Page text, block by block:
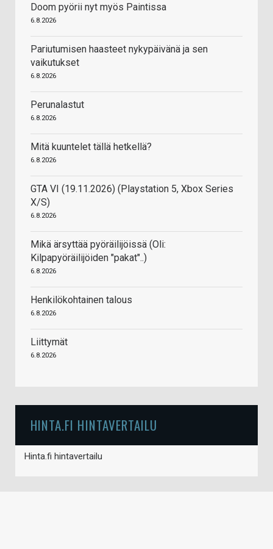
Doom pyörii nyt myös Paintissa
6.8.2026
Pariutumisen haasteet nykypäivänä ja sen
vaikutukset
6.8.2026
Perunalastut
6.8.2026
Mitä kuuntelet tällä hetkellä?
6.8.2026
GTA VI (19.11.2026) (Playstation 5, Xbox Series
X/S)
6.8.2026
Mikä ärsyttää pyöräilijöissä (Oli:
Kilpapyöräilijöiden "pakat"..)
6.8.2026
Henkilökohtainen talous
6.8.2026
Liittymät
6.8.2026
HINTA.FI HINTAVERTAILU
Hinta.fi hintavertailu